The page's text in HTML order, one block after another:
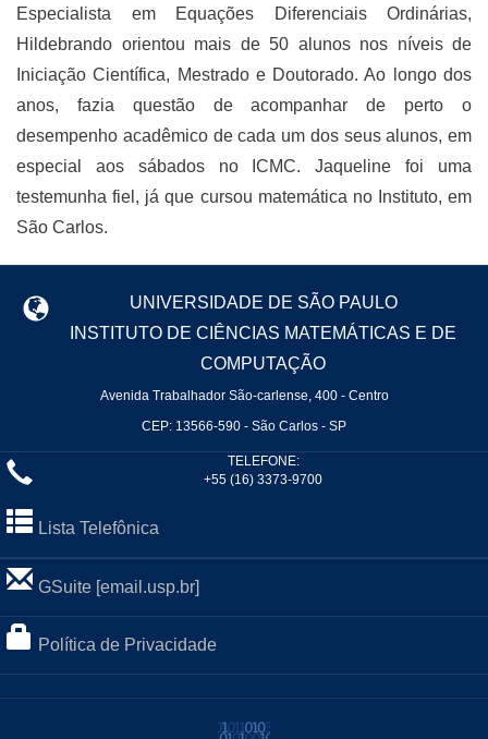
Especialista em Equações Diferenciais Ordinárias,
Hildebrando orientou mais de 50 alunos nos níveis de
Iniciação Científica, Mestrado e Doutorado. Ao longo dos
anos, fazia questão de acompanhar de perto o
desempenho acadêmico de cada um dos seus alunos, em
especial aos sábados no ICMC. Jaqueline foi uma
testemunha fiel, já que cursou matemática no Instituto, em
São Carlos.
UNIVERSIDADE DE SÃO PAULO
INSTITUTO DE CIÊNCIAS MATEMÁTICAS E DE
COMPUTAÇÃO
Avenida Trabalhador São-carlense, 400 - Centro
CEP: 13566-590 - São Carlos - SP
TELEFONE:
+55 (16) 3373-9700
Lista Telefônica
GSuite [email.usp.br]
Política de Privacidade